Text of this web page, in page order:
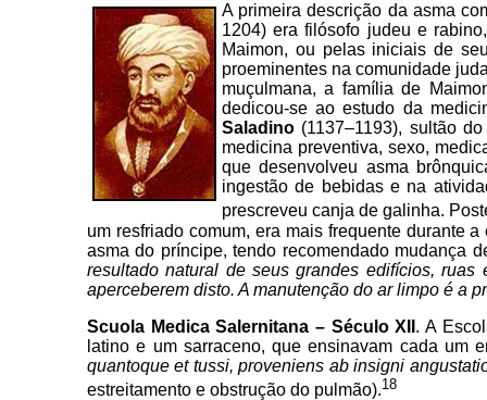
A primeira descrição da asma
1204) era filósofo judeu e
Maimon, ou pelas iniciais de
proeminentes na comunidade
muçulmana, a família de
dedicou-se ao estudo da
Saladino (1137–1193), sultão
medicina preventiva, sexo,
que desenvolveu asma
ingestão de bebidas e na
prescreveu canja de galinha.
um resfriado comum, era mais frequente durante
asma do príncipe, tendo recomendado mudança
resultado natural de seus grandes edifícios,
aperceberem disto. A manutenção do ar limpo é a
Scuola Medica Salernitana – Século XII . A
latino e um sarraceno, que ensinavam cada
quantoque et tussi, proveniens ab insigni
estreitamento e obstrução do pulmão).18